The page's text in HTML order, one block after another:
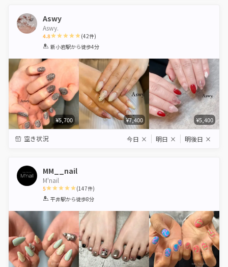
Aswy
Aswy.
4.8
1 2 3 4 5
(42件)
新小岩駅から徒歩4分
¥5,700 ¥7,400 ¥5,400
空き状況 今日 × 明日 × 明後日 ×
MM__nail
M'nail
5
1 2 3 4 5
(147件)
平井駅から徒歩8分